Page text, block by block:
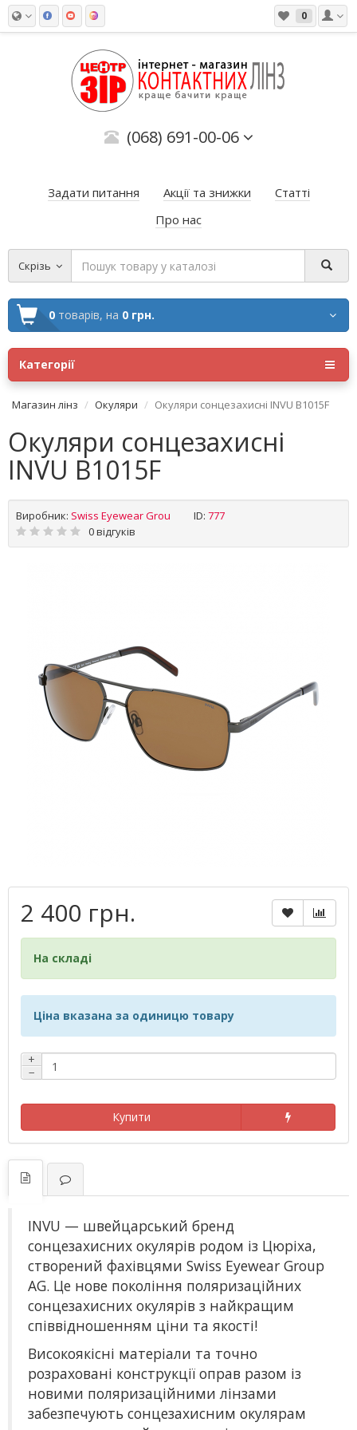
0
(068) 691-00-06
Задати питання Акції та знижки
Статті
Про нас
Скрізь
0 товарів, на 0 грн.
Категорії
Магазин лінз Окуляри Окуляри сонцезахисні INVU B1015F
Окуляри сонцезахисні
INVU B1015F
Виробник: Swiss Eyewear Grou ID: 777
0 відгуків
2 400 грн.
На складі
Ціна вказана за одиницю товару
+
−
Купити
INVU — швейцарський бренд
сонцезахисних окулярів родом із Цюріха,
створений фахівцями Swiss Eyewear Group
AG. Це нове покоління поляризаційних
сонцезахисних окулярів з найкращим
співвідношенням ціни та якості!
Високоякісні матеріали та точно
розраховані конструкції оправ разом із
новими поляризаційними лінзами
забезпечують сонцезахисним окулярам